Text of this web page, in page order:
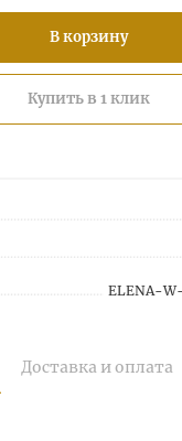
В корзину
Купить в 1 клик
ELENA-
Доставка и оплата